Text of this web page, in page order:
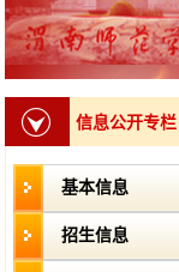
信息公开专栏
基本信息
招生信息